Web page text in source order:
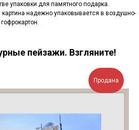
упаковки для памятного подарка.
картина надежно упаковывается в воздушно-
пейзажи. Взгляните!
Продана